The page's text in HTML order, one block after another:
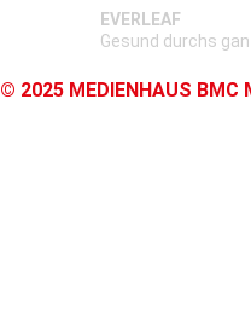
EVERLEAF
Gesund durchs
© 2025 MEDIENHAUS